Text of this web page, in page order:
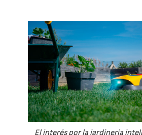
El interés por la jardinería